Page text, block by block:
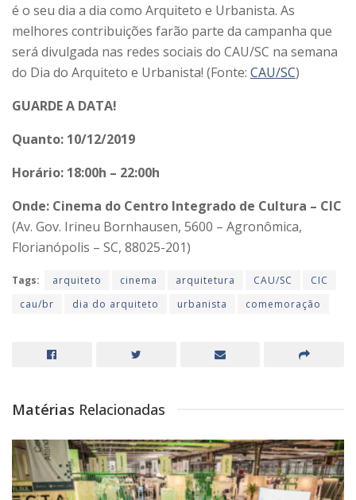
é o seu dia a dia como Arquiteto e Urbanista. As
melhores contribuições farão parte da campanha que
será divulgada nas redes sociais do CAU/SC na semana
do Dia do Arquiteto e Urbanista! (Fonte: CAU/SC)
GUARDE A DATA!
Quanto: 10/12/2019
Horário: 18:00h – 22:00h
Onde: Cinema do Centro Integrado de Cultura – CIC
(Av. Gov. Irineu Bornhausen, 5600 – Agronômica,
Florianópolis – SC, 88025-201)
Tags: arquiteto cinema arquitetura CAU/SC
CIC
cau/br
dia do arquiteto urbanista comemoração
Matérias Relacionadas